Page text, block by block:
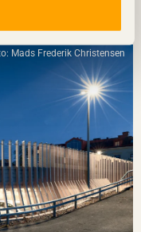
of Shadows
Mads Frederik Christensen